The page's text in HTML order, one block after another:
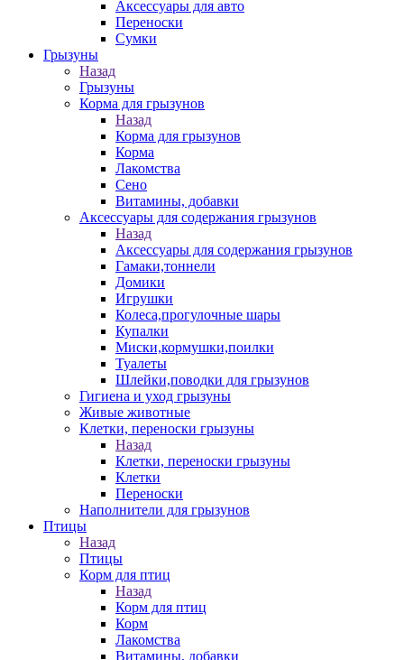
Аксессуары для авто
Переноски
Сумки
Грызуны
Назад
Грызуны
Корма для грызунов
Назад
Корма для грызунов
Корма
Лакомства
Сено
Витамины, добавки
Аксессуары для содержания грызунов
Назад
Аксессуары для содержания грызунов
Гамаки,тоннели
Домики
Игрушки
Колеса,прогулочные шары
Купалки
Миски,кормушки,поилки
Туалеты
Шлейки,поводки для грызунов
Гигиена и уход грызуны
Живые животные
Клетки, переноски грызуны
Назад
Клетки, переноски грызуны
Клетки
Переноски
Наполнители для грызунов
Птицы
Назад
Птицы
Корм для птиц
Назад
Корм для птиц
Корм
Лакомства
Витамины, добавки